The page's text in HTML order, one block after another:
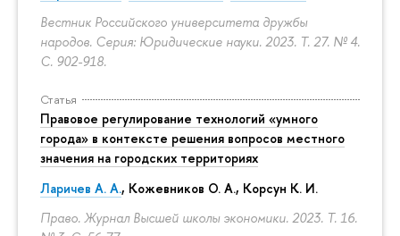
Вестник Российского университета дружбы
народов. Серия: Юридические науки. 2023. Т. 27. № 4.
С. 902-918.
Статья
Правовое регулирование технологий «умного
города» в контексте решения вопросов местного
значения на городских территориях
Ларичев А. А., Кожевников О. А., Корсун К. И.
Право. Журнал Высшей школы экономики. 2023. Т. 16.